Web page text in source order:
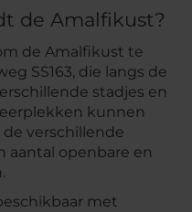
de Amalfikust?
de Amalfikust te
SS163, die langs de
stadjes en
kunnen
verschillende
aantal openbare en
met